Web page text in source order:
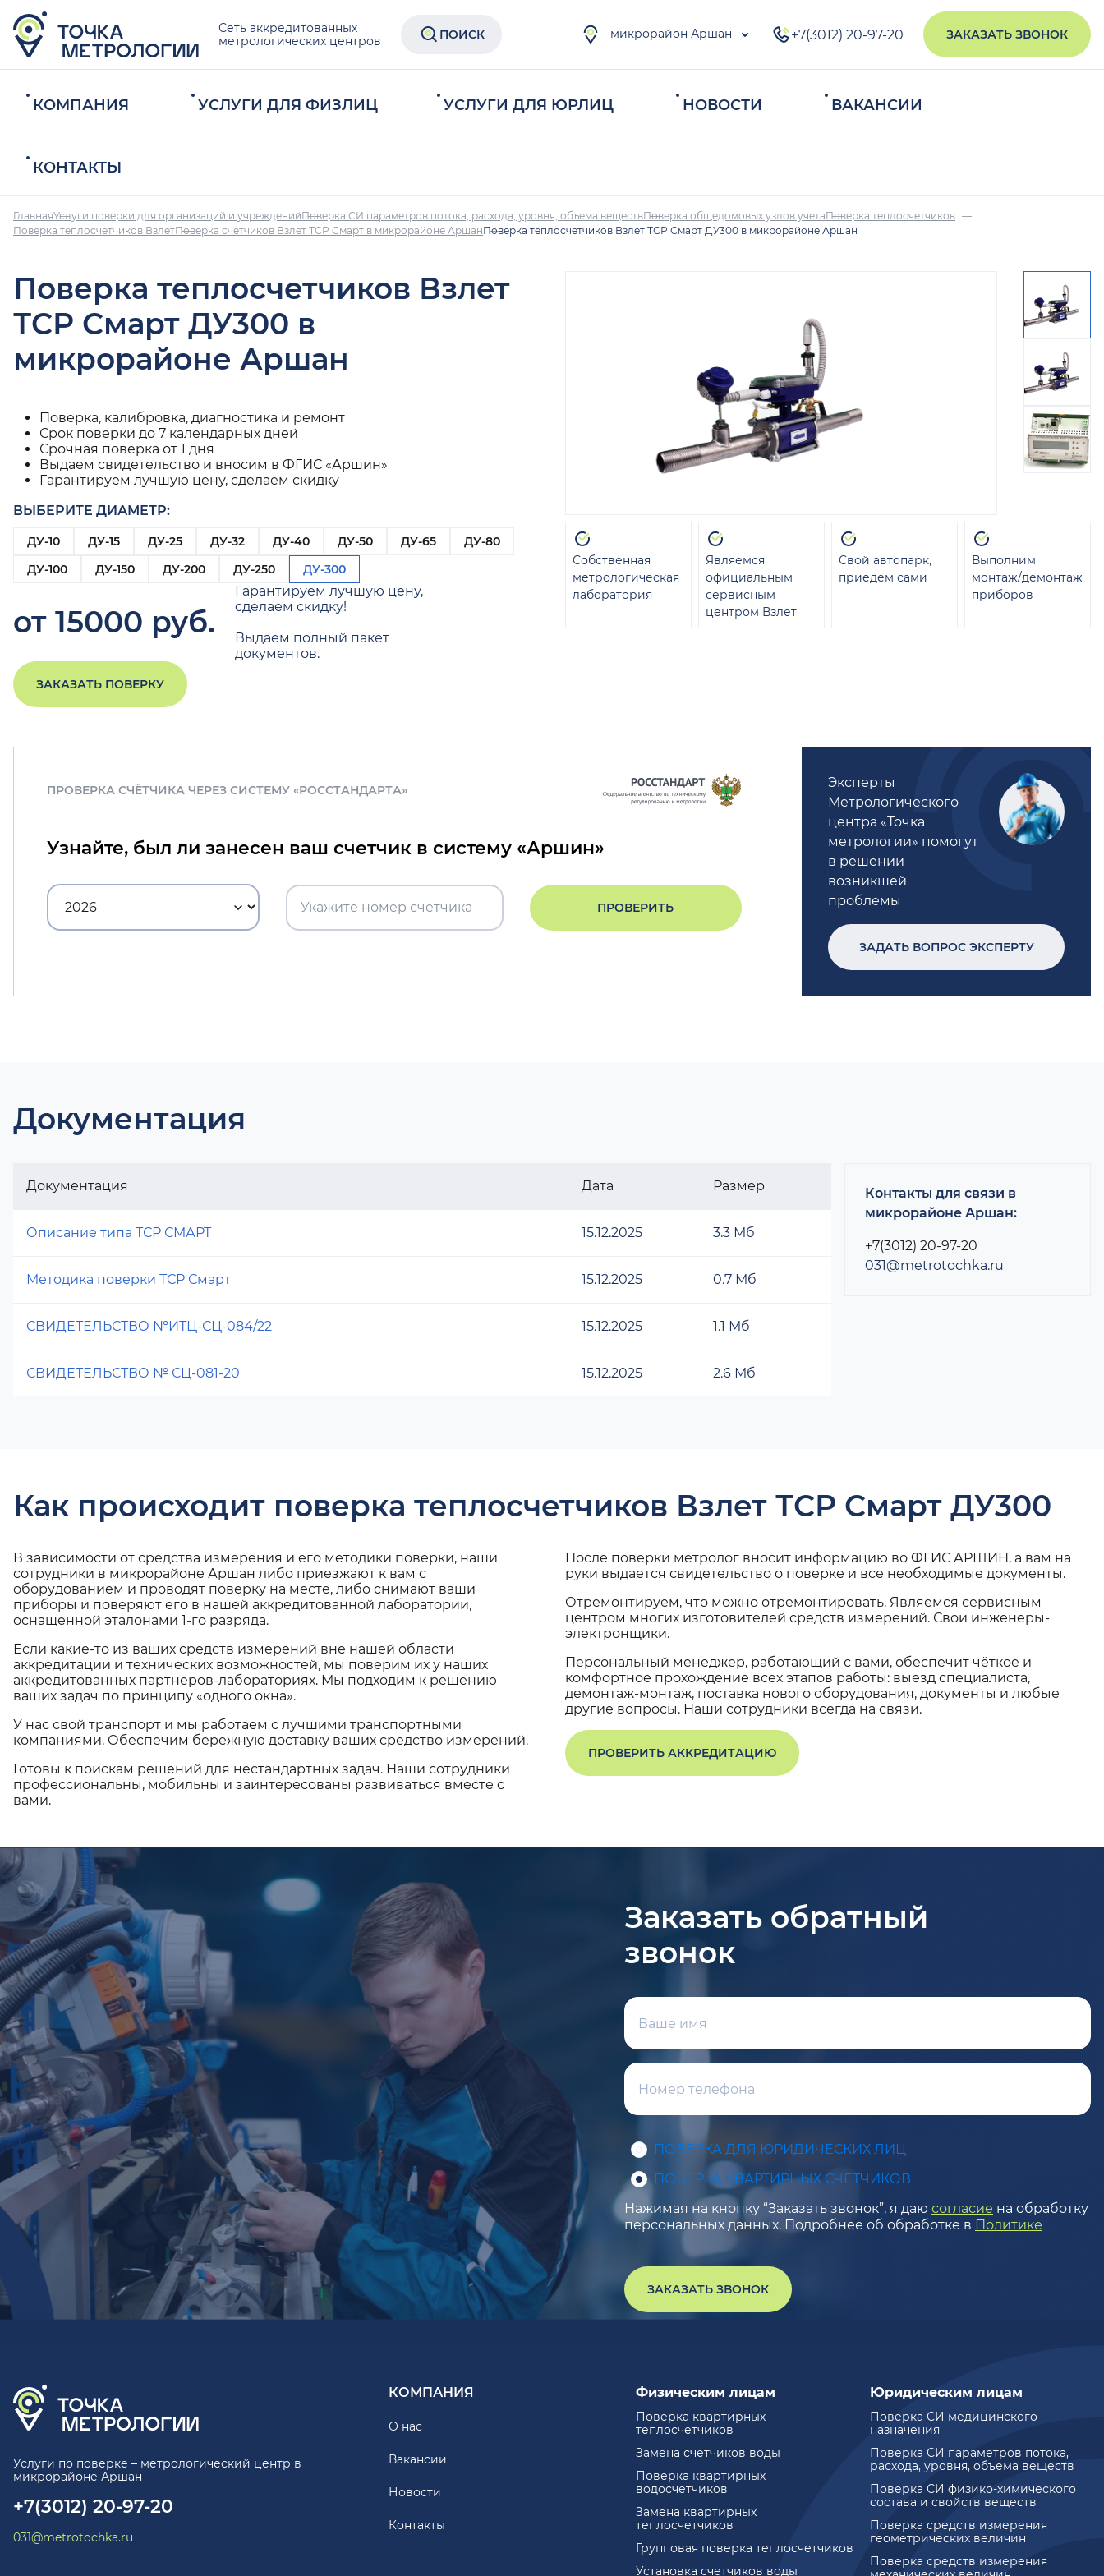
Сеть аккредитованных
метрологических центров
ПОИСК микрорайон Аршан +7(3012) 20-97-20 ЗАКАЗАТЬ ЗВОНОК
КОМПАНИЯ УСЛУГИ ДЛЯ ФИЗЛИЦ УСЛУГИ ДЛЯ ЮРЛИЦ НОВОСТИ ВАКАНСИИ
КОНТАКТЫ
ГлавнаяУслуги поверки для организаций и учрежденийПоверка СИ параметров потока, расхода, уровня, объема веществПоверка общедомовых узлов учетаПоверка теплосчетчиков
Поверка теплосчетчиков ВзлетПоверка счетчиков Взлет ТСР Смарт в микрорайоне АршанПоверка теплосчетчиков Взлет ТСР Смарт ДУ300 в микрорайоне Аршан
Поверка теплосчетчиков Взлет
ТСР Смарт ДУ300 в
микрорайоне Аршан
Поверка, калибровка, диагностика и ремонт
Срок поверки до 7 календарных дней
Срочная поверка от 1 дня
Выдаем свидетельство и вносим в ФГИС «Аршин»
Гарантируем лучшую цену, сделаем скидку
ВЫБЕРИТЕ ДИАМЕТР:
ДУ-10 ДУ-15 ДУ-25 ДУ-32 ДУ-40 ДУ-50 ДУ-65
ДУ-80
ДУ-100
ДУ-150 ДУ-200 ДУ-250 ДУ-300
от 15000 руб.
Гарантируем лучшую цену,
сделаем скидку!
Выдаем полный пакет
документов.
ЗАКАЗАТЬ ПОВЕРКУ
Собственная
метрологическая
лаборатория
Являемся
официальным
сервисным
центром Взлет
Свой автопарк,
приедем сами
Выполним
монтаж/демонтаж
приборов
ПРОВЕРКА СЧЁТЧИКА ЧЕРЕЗ СИСТЕМУ «РОССТАНДАРТА»
Узнайте, был ли занесен ваш счетчик в систему «Аршин»
ПРОВЕРИТЬ
Эксперты
Метрологического
центра «Точка
метрологии» помогут
в решении
возникшей
проблемы
ЗАДАТЬ ВОПРОС ЭКСПЕРТУ
Документация
Документация Дата Размер
Описание типа ТСР СМАРТ 15.12.2025 3.3 Мб
Методика поверки ТСР Смарт 15.12.2025 0.7 Мб
СВИДЕТЕЛЬСТВО №ИТЦ-СЦ-084/22 15.12.2025 1.1 Мб
СВИДЕТЕЛЬСТВО № СЦ-081-20 15.12.2025 2.6 Мб
Контакты для связи в
микрорайоне Аршан:
+7(3012) 20-97-20
031@metrotochka.ru
Как происходит поверка теплосчетчиков Взлет ТСР Смарт ДУ300
В зависимости от средства измерения и его методики поверки, наши
сотрудники в микрорайоне Аршан либо приезжают к вам с
оборудованием и проводят поверку на месте, либо снимают ваши
приборы и поверяют его в нашей аккредитованной лаборатории,
оснащенной эталонами 1-го разряда.
Если какие-то из ваших средств измерений вне нашей области
аккредитации и технических возможностей, мы поверим их у наших
аккредитованных партнеров-лабораториях. Мы подходим к решению
ваших задач по принципу «одного окна».
У нас свой транспорт и мы работаем с лучшими транспортными
компаниями. Обеспечим бережную доставку ваших средство измерений.
Готовы к поискам решений для нестандартных задач. Наши сотрудники
профессиональны, мобильны и заинтересованы развиваться вместе с
вами.
После поверки метролог вносит информацию во ФГИС АРШИН, а вам на
руки выдается свидетельство о поверке и все необходимые документы.
Отремонтируем, что можно отремонтировать. Являемся сервисным
центром многих изготовителей средств измерений. Свои инженеры-
электронщики.
Персональный менеджер, работающий с вами, обеспечит чёткое и
комфортное прохождение всех этапов работы: выезд специалиста,
демонтаж-монтаж, поставка нового оборудования, документы и любые
другие вопросы. Наши сотрудники всегда на связи.
ПРОВЕРИТЬ АККРЕДИТАЦИЮ
Заказать обратный
звонок
ПОВЕРКА ДЛЯ ЮРИДИЧЕСКИХ ЛИЦ
ПОВЕРКА КВАРТИРНЫХ СЧЕТЧИКОВ
Нажимая на кнопку “Заказать звонок”, я даю согласие на обработку
персональных данных. Подробнее об обработке в Политике
ЗАКАЗАТЬ ЗВОНОК
Услуги по поверке – метрологический центр в
микрорайоне Аршан
+7(3012) 20-97-20
031@metrotochka.ru
КОМПАНИЯ
О нас
Вакансии
Новости
Контакты
Физическим лицам
Поверка квартирных
теплосчетчиков
Замена счетчиков воды
Поверка квартирных
водосчетчиков
Замена квартирных
теплосчетчиков
Групповая поверка теплосчетчиков
Установка счетчиков воды
Юридическим лицам
Поверка СИ медицинского
назначения
Поверка СИ параметров потока,
расхода, уровня, объема веществ
Поверка СИ физико-химического
состава и свойств веществ
Поверка средств измерения
геометрических величин
Поверка средств измерения